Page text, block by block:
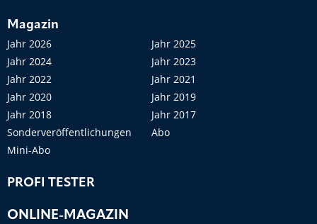
Magazin
Jahr 2026
Jahr 2025
Jahr 2024
Jahr 2023
Jahr 2022
Jahr 2021
Jahr 2020
Jahr 2019
Jahr 2018
Jahr 2017
Sonderveröffentlichungen
Abo
Mini-Abo
PROFI TESTER
ONLINE-MAGAZIN